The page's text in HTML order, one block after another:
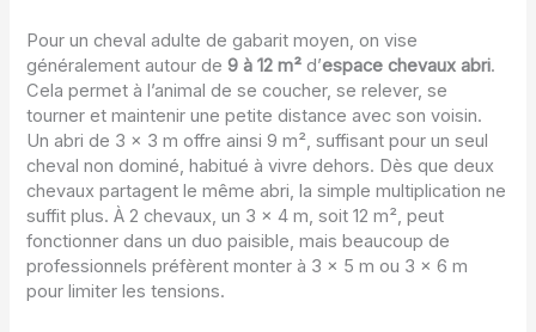
Pour un cheval adulte de gabarit moyen, on vise
généralement autour de9 à 12 m² d’espace chevaux abri.
Cela permet à l’animal de se coucher, se relever, se
tourner et maintenir une petite distance avec son voisin.
Un abri de 3 x 3 m offre ainsi 9 m², suffisant pour un seul
cheval non dominé, habitué à vivre dehors. Dès que deux
chevaux partagent le même abri, la simple multiplication ne
suffit plus. À 2 chevaux, un 3 x 4 m, soit 12 m², peut
fonctionner dans un duo paisible, mais beaucoup de
professionnels préfèrent monter à 3 x 5 m ou 3 x 6 m
pour limiter les tensions.